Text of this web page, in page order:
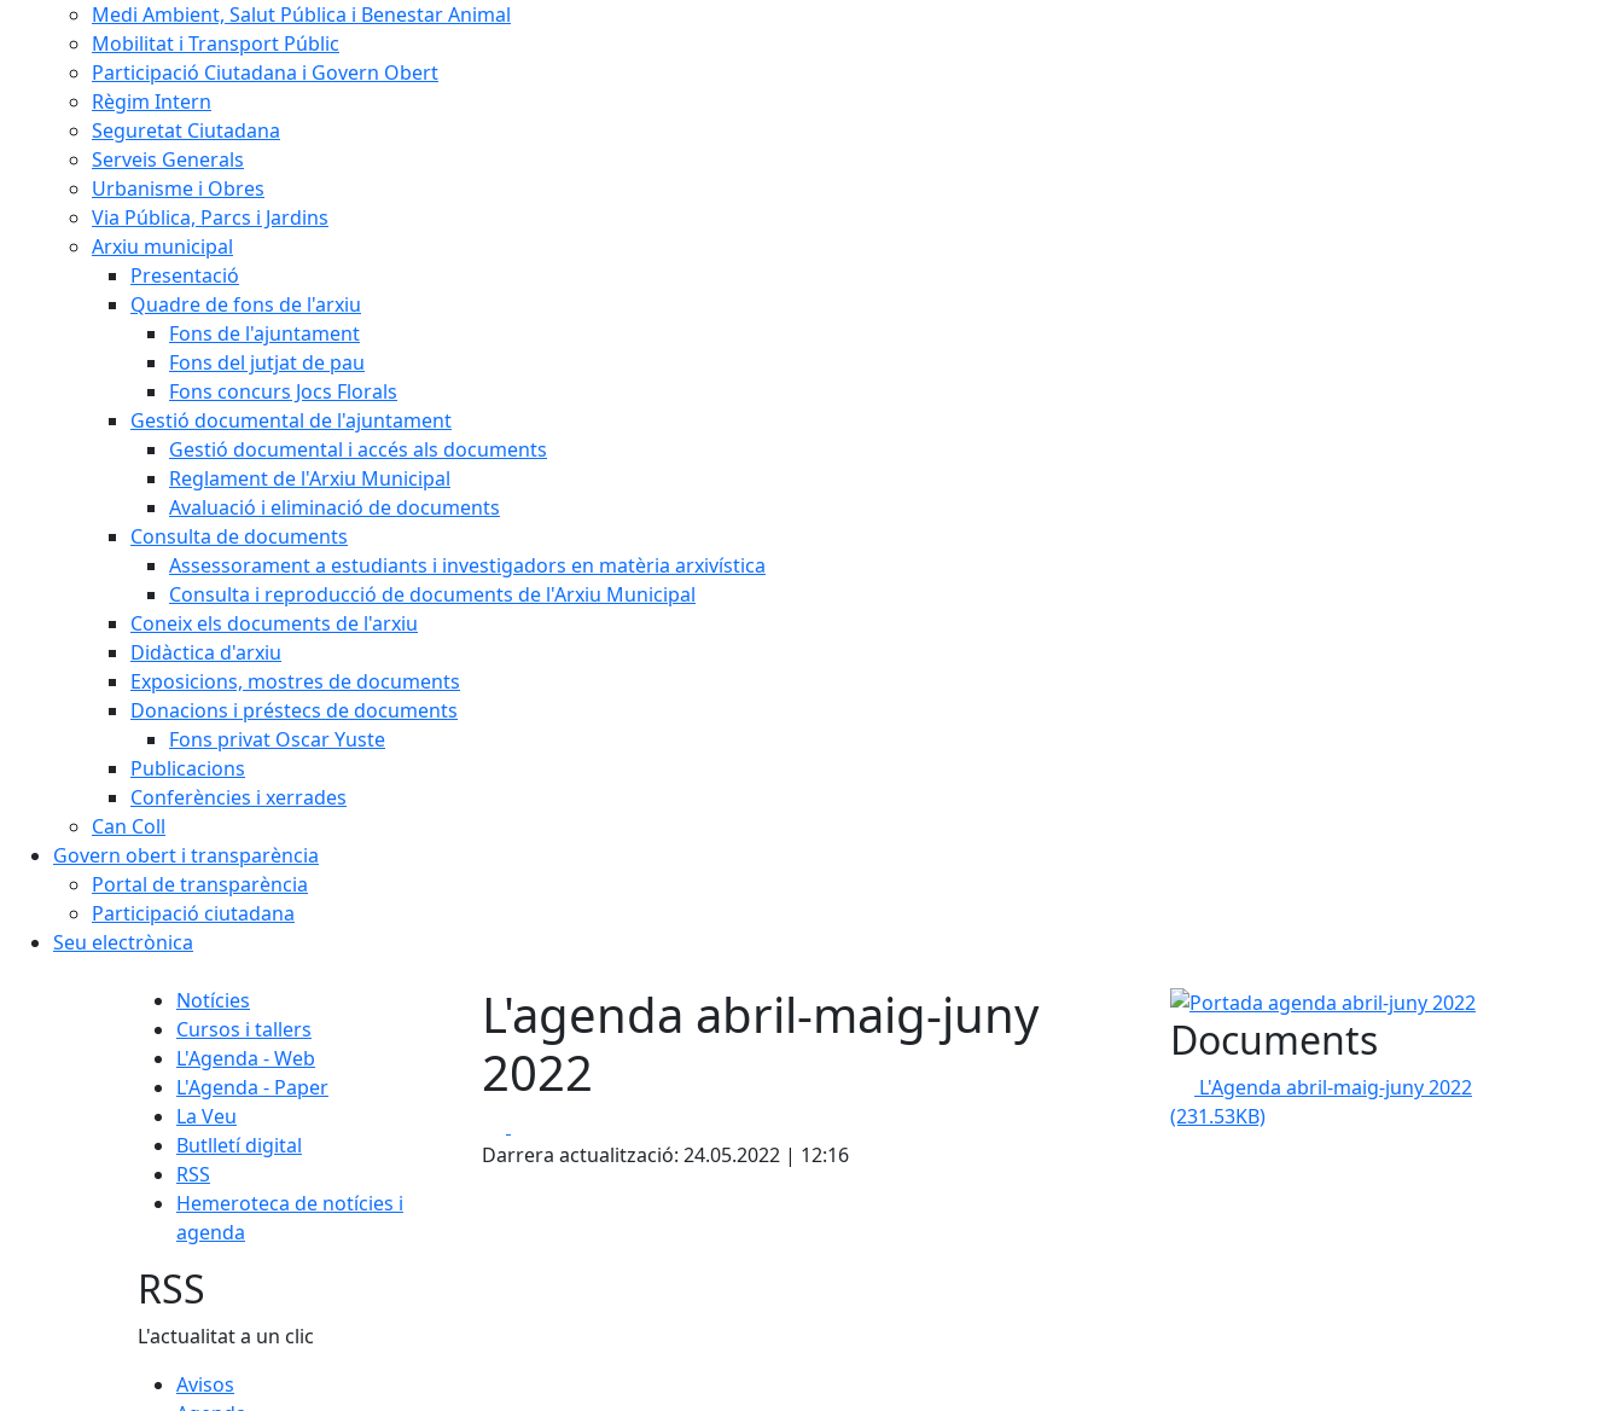
Medi Ambient, Salut Pública i Benestar Animal
Mobilitat i Transport Públic
Participació Ciutadana i Govern Obert
Règim Intern
Seguretat Ciutadana
Serveis Generals
Urbanisme i Obres
Via Pública, Parcs i Jardins
Arxiu municipal
Presentació
Quadre de fons de l'arxiu
Fons de l'ajuntament
Fons del jutjat de pau
Fons concurs Jocs Florals
Gestió documental de l'ajuntament
Gestió documental i accés als documents
Reglament de l'Arxiu Municipal
Avaluació i eliminació de documents
Consulta de documents
Assessorament a estudiants i investigadors en matèria arxivística
Consulta i reproducció de documents de l'Arxiu Municipal
Coneix els documents de l'arxiu
Didàctica d'arxiu
Exposicions, mostres de documents
Donacions i préstecs de documents
Fons privat Oscar Yuste
Publicacions
Conferències i xerrades
Can Coll
Govern obert i transparència
Portal de transparència
Participació ciutadana
Seu electrònica
Notícies
Cursos i tallers
L'Agenda - Web
L'Agenda - Paper
La Veu
Butlletí digital
RSS
Hemeroteca de notícies i
agenda
L'agenda abril-maig-juny
2022
Darrera actualització: 24.05.2022 | 12:16
Portada agenda abril-juny 2022
Documents
L'Agenda abril-maig-juny 2022
(231.53KB)
RSS
L'actualitat a un clic
Avisos